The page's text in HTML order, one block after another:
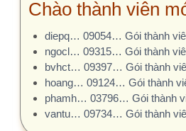
vantu… 09734… Gói thành viên
THAM KHẢO ĐỀ TÀI
50.000+ đề tài, liên tục cập
Phần mềm Tài